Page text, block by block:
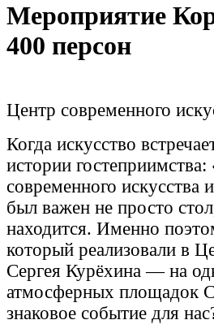
Мероприятие
400 персон
Центр современного
Когда искусство
истории
современного искусства
был важен не просто
находится. Именно
который реализовали в
Сергея Курёхина — на
атмосферных площадок
знаковое событие для